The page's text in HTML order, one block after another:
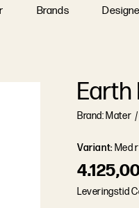
Hayon
Jens Juul
Brands
Leveringstid
Brand: Mater /
Variant: Med